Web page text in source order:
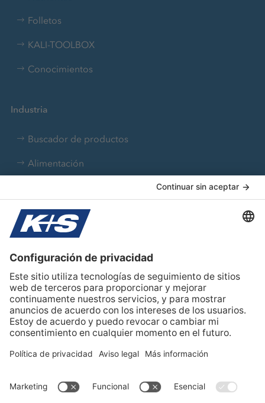
Folletos
KALI-TOOLBOX
Conocimientos
Industria
Buscador de productos
Alimentación
Farmacia
Nutrición animal
Tratamiento de agua
Sobre K+S
Team Iberia
Contacto